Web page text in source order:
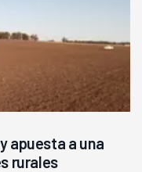
apuesta a una
rurales